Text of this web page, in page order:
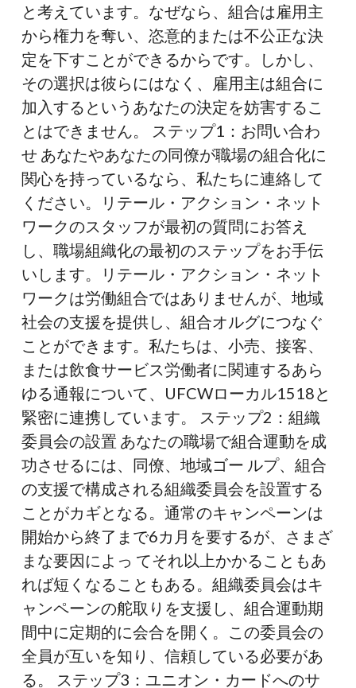
と考えています。なぜなら、組合は雇用主
から権力を奪い、恣意的または不公正な決
定を下すことができるからです。しかし、
その選択は彼らにはなく、雇用主は組合に
加入するというあなたの決定を妨害するこ
とはできません。 ステップ1：お問い合わ
せ あなたやあなたの同僚が職場の組合化に
関心を持っているなら、私たちに連絡して
ください。リテール・アクション・ネット
ワークのスタッフが最初の質問にお答え
し、職場組織化の最初のステップをお手伝
いします。リテール・アクション・ネット
ワークは労働組合ではありませんが、地域
社会の支援を提供し、組合オルグにつなぐ
ことができます。私たちは、小売、接客、
または飲食サービス労働者に関連するあら
ゆる通報について、UFCWローカル1518と
緊密に連携しています。 ステップ2：組織
委員会の設置 あなたの職場で組合運動を成
功させるには、同僚、地域ゴー ルプ、組合
の支援で構成される組織委員会を設置する
ことがカギとなる。通常のキャンペーンは
開始から終了まで6カ月を要するが、さまざ
まな要因によっ てそれ以上かかることもあ
れば短くなることもある。組織委員会はキ
ャンペーンの舵取りを支援し、組合運動期
間中に定期的に会合を開く。この委員会の
全員が互いを知り、信頼している必要があ
る。 ステップ3：ユニオン・カードへのサ